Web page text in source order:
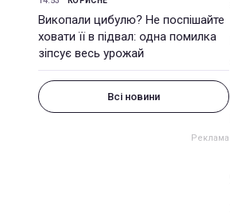
Викопали цибулю? Не поспішайте
ховати її в підвал: одна помилка
зіпсує весь урожай
Всі новини